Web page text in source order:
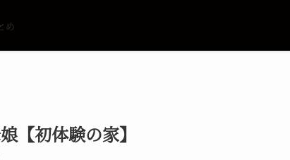
め
【初体験の家】